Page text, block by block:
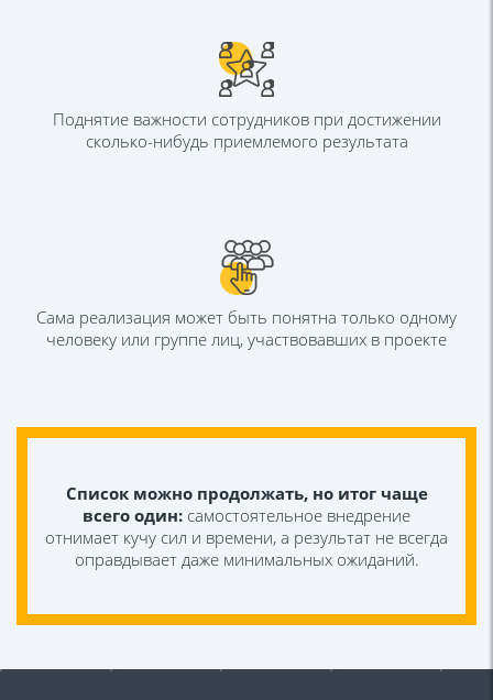
Поднятие важности сотрудников при достижении
сколько-нибудь приемлемого результата
Сама реализация может быть понятна только одному
человеку или группе лиц, участвовавших в проекте
Список можно продолжать, но итогчаще
всего один: самостоятельное внедрение
отнимает кучу сил и времени, а результат не всегда
оправдывает даже минимальныхожиданий.